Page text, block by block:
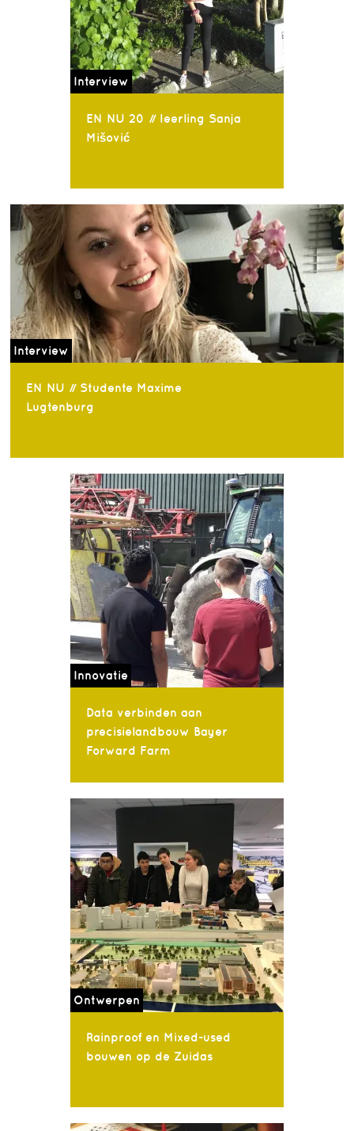
Interview
EN NU 20 // leerling Sanja
Mišović
Interview
EN NU // Studente Maxime
Lugtenburg
Innovatie
Data verbinden aan
precisielandbouw Bayer
Forward Farm
Ontwerpen
Rainproof en Mixed-used
bouwen op de Zuidas